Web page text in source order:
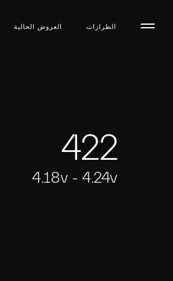
الطرازات العروض الحالية
422
4.18v - 4.24v